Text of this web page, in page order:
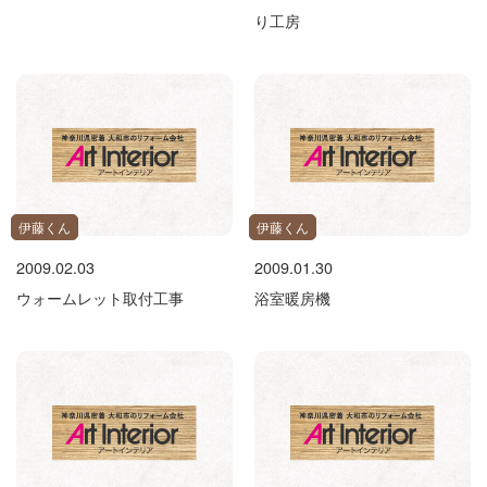
り工房
伊藤くん
2009.02.03
ウォームレット取付工事
伊藤くん
2009.01.30
浴室暖房機